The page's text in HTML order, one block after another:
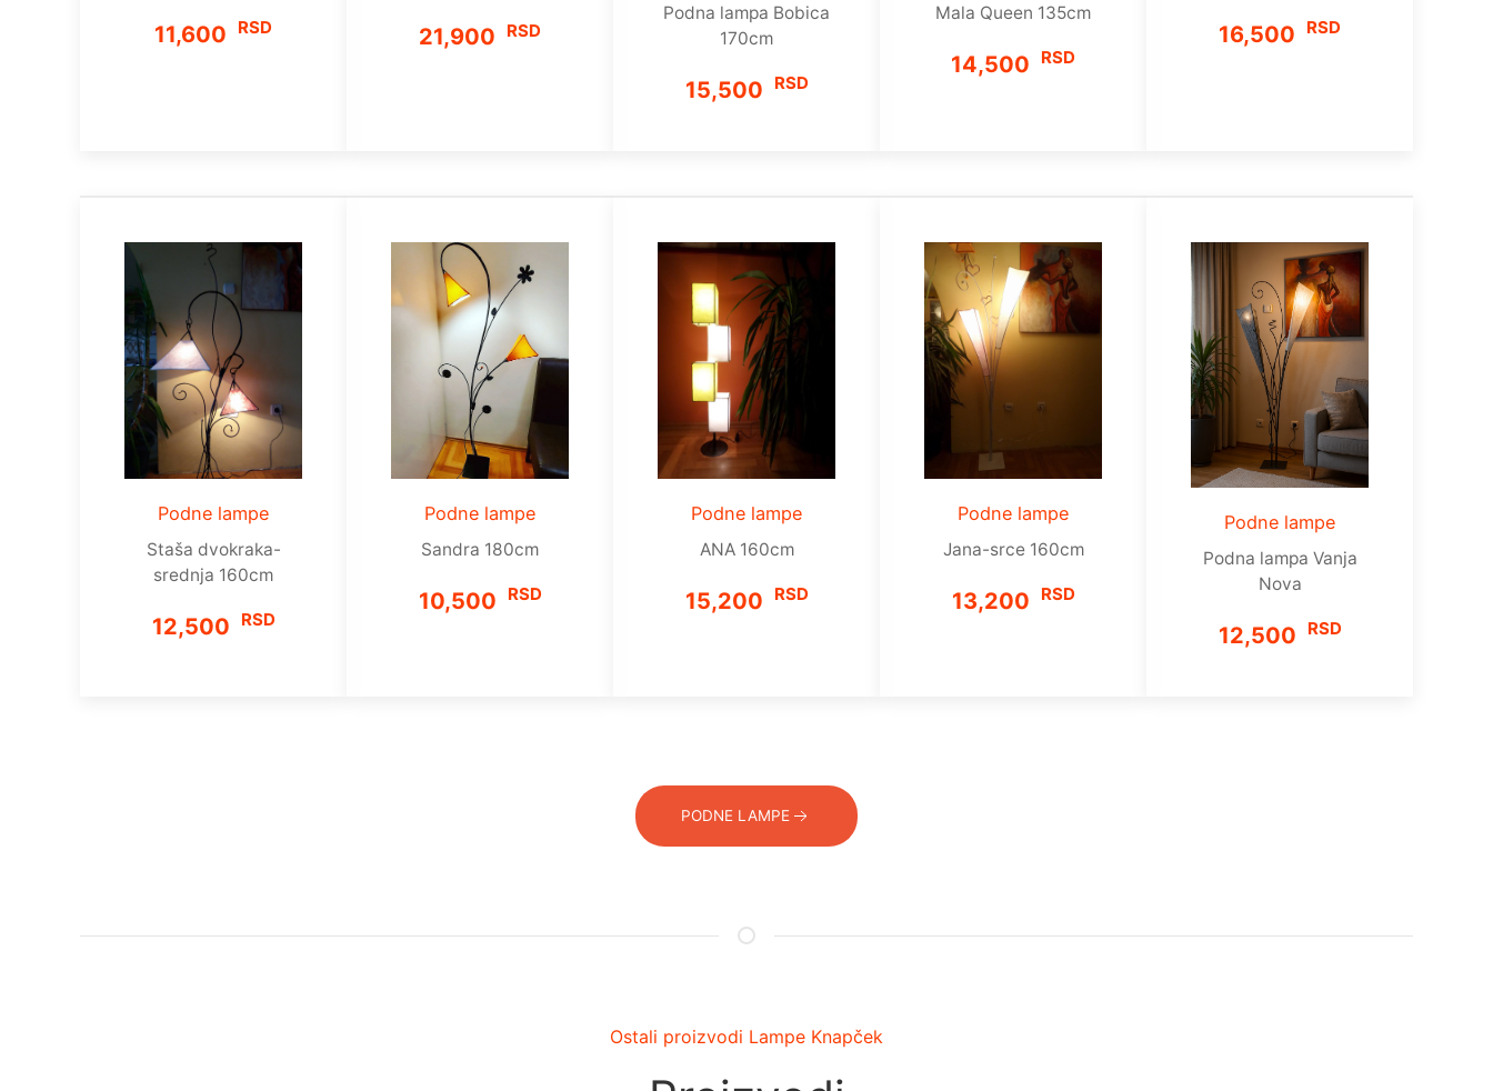
11,600 RSD 21,900 RSD
Podna lampa Bobica
170cm
15,500 RSD
Mala Queen 135cm
14,500 RSD
16,500 RSD
Podne lampe
Staša dvokraka-
srednja 160cm
12,500 RSD
Podne lampe
Sandra 180cm
10,500 RSD
Podne lampe
ANA 160cm
15,200 RSD
Podne lampe
Jana-srce 160cm
13,200 RSD
Podne lampe
Podna lampa Vanja
Nova
12,500 RSD
PODNE LAMPE
Ostali proizvodi Lampe Knapček